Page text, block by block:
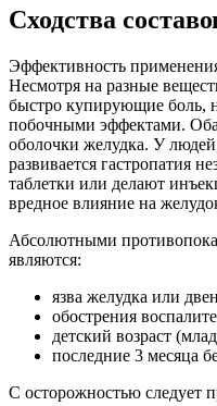
Сходства
Эффективность
Несмотря на разные
быстро купирующие боль,
побочными эффектами.
оболочки желудка. У
развивается гастропатия
таблетки или делают
вредное влияние на
Абсолютными
являются:
язва желудка или
обострения
детский возраст
последние 3 месяца
С осторожностью следует